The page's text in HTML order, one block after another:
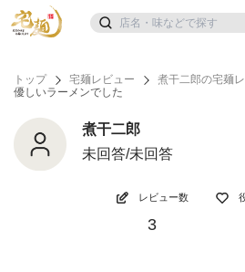
トップ 宅麺レビュー
煮干二郎の宅麺
優しいラーメンでした
煮干二郎
未回答/未回答
レビュー数
3